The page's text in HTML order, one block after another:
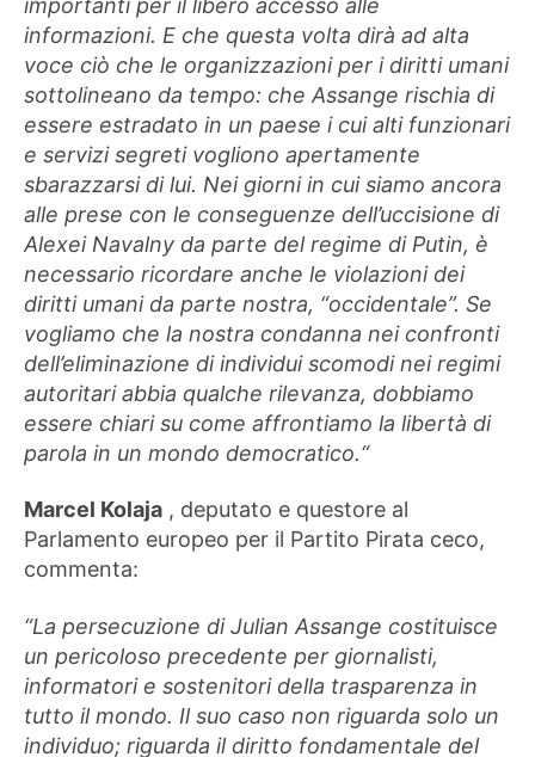
importanti per il libero accesso alle
informazioni. E che questa volta dirà ad alta
voce ciò che le organizzazioni per i diritti umani
sottolineano da tempo: che Assange rischia di
essere estradato in un paese i cui alti funzionari
e servizi segreti vogliono apertamente
sbarazzarsi di lui. Nei giorni in cui siamo ancora
alle prese con le conseguenze dell’uccisione di
Alexei Navalny da parte del regime di Putin, è
necessario ricordare anche le violazioni dei
diritti umani da parte nostra, “occidentale”. Se
vogliamo che la nostra condanna nei confronti
dell’eliminazione di individui scomodi nei regimi
autoritari abbia qualche rilevanza, dobbiamo
essere chiari su come affrontiamo la libertà di
parola in un mondo democratico.“
Marcel Kolaja , deputato e questore al
Parlamento europeo per il Partito Pirata ceco,
commenta:
“La persecuzione di Julian Assange costituisce
un pericoloso precedente per giornalisti,
informatori e sostenitori della trasparenza in
tutto il mondo. Il suo caso non riguarda solo un
individuo; riguarda il diritto fondamentale del